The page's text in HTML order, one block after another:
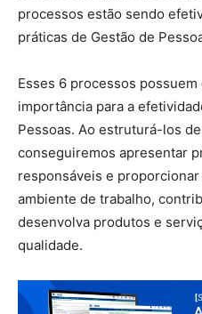
processos estão sendo
práticas de Gestão de
Esses 6 processos
importância para a
Pessoas. Ao estruturá-los
conseguiremos apresentar
responsáveis e
ambiente de trabalho,
desenvolva produtos e
qualidade.